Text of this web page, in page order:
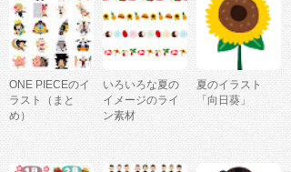
ONE PIECEのイ
ラスト（まと
め）
いろいろな夏の
イメージのライ
ン素材
夏のイラスト
「向日葵」